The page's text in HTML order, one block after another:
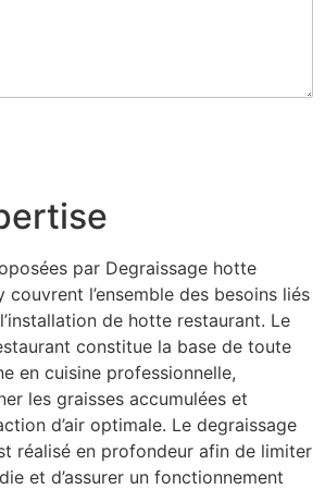
par Degraissage hotte
couvrent l’ensemble des besoins liés
de hotte restaurant. Le
constitue la base de toute
en cuisine professionnelle,
les graisses accumulées et
d’air optimale. Le degraissage
réalisé en profondeur afin de limiter
et d’assurer un fonctionnement